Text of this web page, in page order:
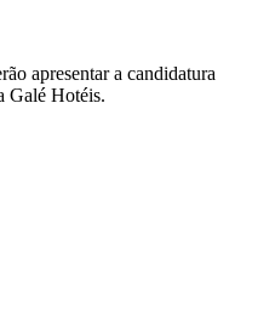
apresentar a candidatura
Galé Hotéis.